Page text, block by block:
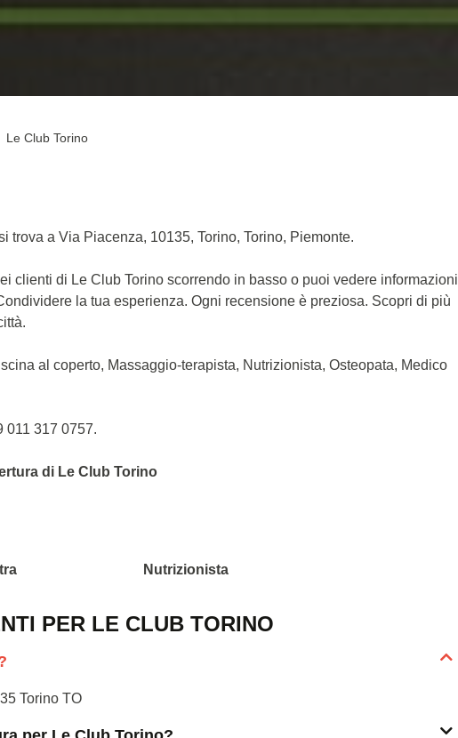
Le Club Torino
trova a Via Piacenza, 10135, Torino, Torino, Piemonte.
clienti di Le Club Torino scorrendo in basso o puoi vedere informazioni
la tua esperienza. Ogni recensione è preziosa. Scopri di più
al coperto, Massaggio-terapista, Nutrizionista, Osteopata, Medico
011 317 0757.
di Le Club Torino
Nutrizionista
PER LE CLUB TORINO
Torino TO